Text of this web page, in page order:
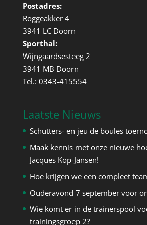
Postadres:
Roggeakker 4
3941 LC Doorn
Sporthal:
Wijngaardsesteeg 2
3941 MB Doorn
Tel.: 0343-415554
Laatste Nieuws
Schutters- en jeu de boules
Maak kennis met onze nieuwe
Jacques Kop-Jansen!
Hoe krijgen we een compleet
Ouderavond 7 september voor
Wie komt er in de trainerspool
trainingsgroep 2?